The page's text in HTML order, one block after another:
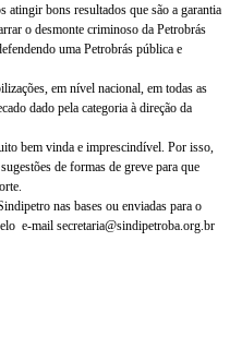
atingir bons resultados que são a garantia
o desmonte criminoso da Petrobrás
uma Petrobrás pública e
em nível nacional, em todas as
dado pela categoria à direção da
bem vinda e imprescindível. Por isso,
de formas de greve para que
nas bases ou enviadas para o
e-mail secretaria@sindipetroba.org.br